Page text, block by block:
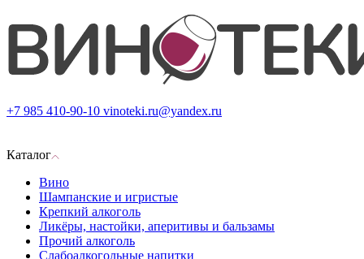
+7 985 410-90-10 vinoteki.ru@yandex.ru
Каталог
Вино
Шампанские и игристые
Крепкий алкоголь
Ликёры, настойки, аперитивы и бальзамы
Прочий алкоголь
Слабоалкогольные напитки